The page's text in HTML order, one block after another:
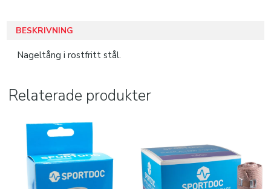
SPORTTILLBEHÖR
PRO MATCH SJUKVÅRD
DOMARE
KLÄDER
BESKRIVNING
Nageltång i rostfritt stål.
Relaterade produkter